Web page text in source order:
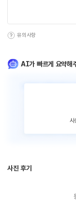
유의사항
AI가 빠르게 요약해
사
사진 후기